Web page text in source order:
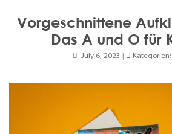
Vorgeschnittene
Das A und O für
July 6, 2023 | Kategorien: